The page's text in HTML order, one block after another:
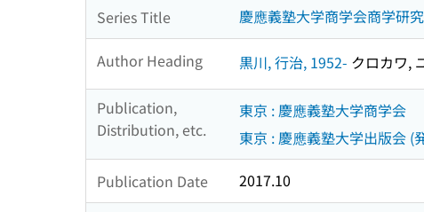
Series Title 慶應義塾大学商学会商学研
Author Heading 黒川, 行治, 1952- クロカワ,
Publication,
Distribution, etc.
東京 : 慶應義塾大学商学会
東京 : 慶應義塾大学出版会 (
Publication Date
2017.10